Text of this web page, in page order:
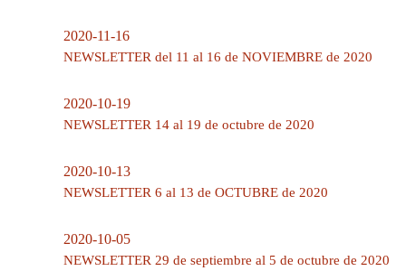
2020-11-16
NEWSLETTER del 11 al 16 de NOVIEMBRE de 2020
2020-10-19
NEWSLETTER 14 al 19 de octubre de 2020
2020-10-13
NEWSLETTER 6 al 13 de OCTUBRE de 2020
2020-10-05
NEWSLETTER 29 de septiembre al 5 de octubre de 2020